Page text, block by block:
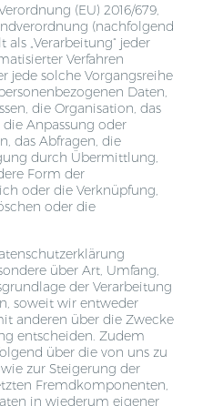
(EU) 2016/679,
(nachfolgend
als „Verarbeitung“ jeder
Verfahren
jede solche Vorgangsreihe
Daten,
die Organisation, das
Anpassung oder
das Abfragen, die
durch Übermittlung,
Form der
oder die Verknüpfung,
oder die
über Art, Umfang,
der Verarbeitung
soweit wir entweder
anderen über die Zwecke
entscheiden. Zudem
über die von uns zu
zur Steigerung der
Fremdkomponenten,
in wiederum eigener